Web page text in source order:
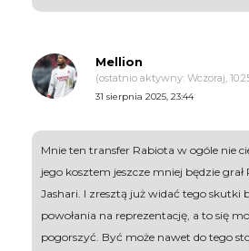
Mellion
(ostatnio aktywny: Wczoraj,
31 sierpnia 2025, 23:44
Mnie ten transfer Rabiota w ogóle nie
jego kosztem jeszcze mniej będzie grał
Jashari. I zresztą już widać tego skutki
powołania na reprezentację, a to się
pogorszyć. Być może nawet do tego